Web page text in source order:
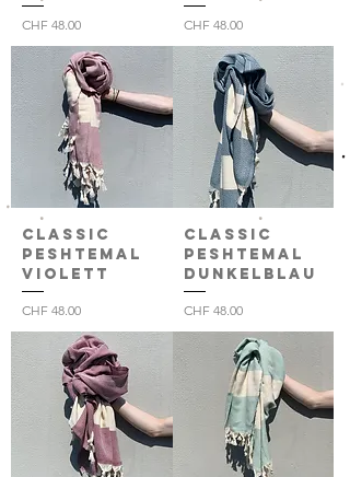
Preis
CHF 48.00 Preis
CHF 48.00
Classic
Peshtemal
violett
Preis
CHF 48.00
Classic
Peshtemal
dunkelblau
Preis
CHF 48.00